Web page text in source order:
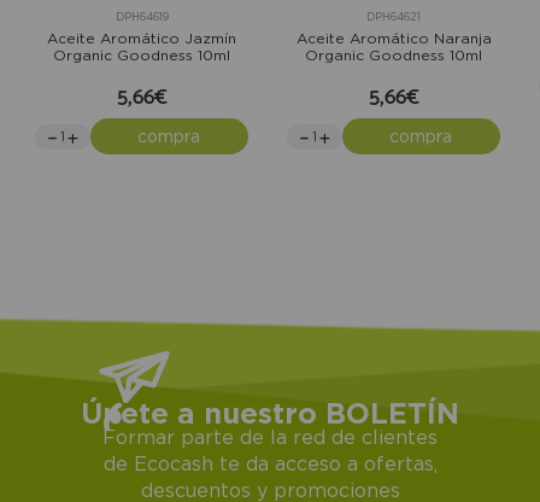
DPH64619
Aceite Aromático Jazmín
Organic Goodness 10ml
5,66€
compra
DPH64621
Aceite Aromático Naranja
Organic Goodness 10ml
5,66€
compra
Únete a nuestro BOLETÍN
Formar parte de la red de clientes
de Ecocash te da acceso a ofertas,
descuentos y promociones